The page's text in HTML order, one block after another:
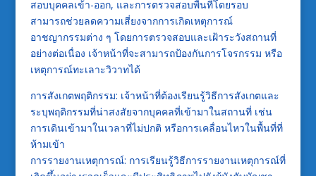
สอบบุคคลเข้า-ออก, และการตรวจสอบพื้นที่โดยรอบ
สามารถช่วยลดความเสี่ยงจากการเกิดเหตุการณ์
อาชญากรรมต่าง ๆ โดยการตรวจสอบและเฝ้าระวังสถานที่
อย่างต่อเนื่อง เจ้าหน้าที่จะสามารถป้องกันการโจรกรรม หรือ
เหตุการณ์ทะเลาะวิวาทได้
การสังเกตพฤติกรรม: เจ้าหน้าที่ต้องเรียนรู้วิธีการสังเกตและ
ระบุพฤติกรรมที่น่าสงสัยจากบุคคลที่เข้ามาในสถานที่ เช่น
การเดินเข้ามาในเวลาที่ไม่ปกติ หรือการเคลื่อนไหวในพื้นที่ที่
ห้ามเข้า
การรายงานเหตุการณ์: การเรียนรู้วิธีการรายงานเหตุการณ์ที่